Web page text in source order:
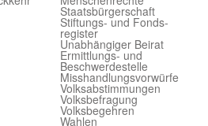
Staats­bürger­schaft
Stiftungs- und Fonds­
register
Unab­hängiger Beirat
Ermittlungs- und
Beschwerde­stelle
Misshandlungs­vorwürfe
Volks­abstimmungen
Volks­befragung
Volks­begehren
Wahlen